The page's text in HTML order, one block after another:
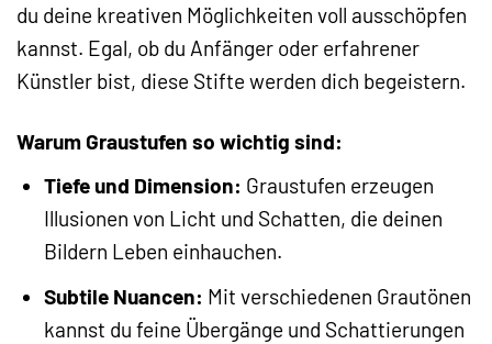
du deine kreativen Möglichkeiten voll ausschöpfen
kannst. Egal, ob du Anfänger oder erfahrener
Künstler bist, diese Stifte werden dich begeistern.
Warum Graustufen so wichtig sind:
Tiefe und Dimension: Graustufen erzeugen
Illusionen von Licht und Schatten, die deinen
Bildern Leben einhauchen.
Subtile Nuancen: Mit verschiedenen Grautönen
kannst du feine Übergänge und Schattierungen